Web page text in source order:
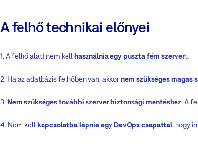
A felhő technikai előnyei
1. A felhő alatt nem kell használnia egy puszta fém szervert.
2. Ha az adatbázis felhőben van, akkornem szükséges magas
3. Nem szükséges további szerver biztonsági mentéshez. A
4. Nem kell kapcsolatba lépnie egy DevOps csapattal, hogy